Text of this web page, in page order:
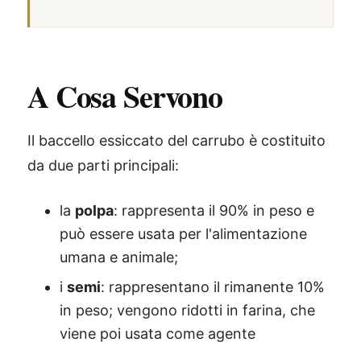
A Cosa Servono
Il baccello essiccato del carrubo è costituito
da due parti principali:
la polpa: rappresenta il 90% in peso e
può essere usata per l'alimentazione
umana e animale;
i semi: rappresentano il rimanente 10%
in peso; vengono ridotti in farina, che
viene poi usata come agente